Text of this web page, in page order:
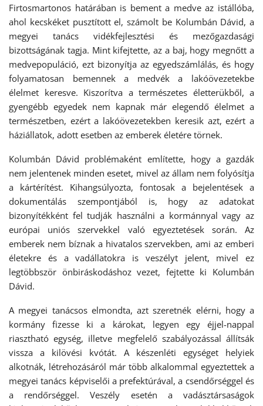
Firtosmartonos határában is bement a medve az istállóba,
ahol kecskéket pusztított el, számolt be Kolumbán Dávid, a
megyei tanács vidékfejlesztési és mezőgazdasági
bizottságának tagja. Mint kifejtette, az a baj, hogy megnőtt a
medvepopuláció, ezt bizonyítja az egyedszámlálás, és hogy
folyamatosan bemennek a medvék a lakóövezetekbe
élelmet keresve. Kiszorítva a természetes életterükből, a
gyengébb egyedek nem kapnak már elegendő élelmet a
természetben, ezért a lakóövezetekben keresik azt, ezért a
háziállatok, adott esetben az emberek életére törnek.
Kolumbán Dávid problémaként említette, hogy a gazdák
nem jelentenek minden esetet, mivel az állam nem folyósítja
a kártérítést. Kihangsúlyozta, fontosak a bejelentések a
dokumentálás szempontjából is, hogy az adatokat
bizonyítékként fel tudják használni a kormánnyal vagy az
európai uniós szervekkel való egyeztetések során. Az
emberek nem bíznak a hivatalos szervekben, ami az emberi
életekre és a vadállatokra is veszélyt jelent, mivel ez
legtöbbször önbiráskodáshoz vezet, fejtette ki Kolumbán
Dávid.
A megyei tanácsos elmondta, azt szeretnék elérni, hogy a
kormány fizesse ki a károkat, legyen egy éjjel-nappal
riasztható egység, illetve megfelelő szabályozással állítsák
vissza a kilövési kvótát. A készenléti egységet helyiek
alkotnák, létrehozásáról már több alkalommal egyeztettek a
megyei tanács képviselői a prefektúrával, a csendőrséggel és
a rendőrséggel. Veszély esetén a vadásztársaságok